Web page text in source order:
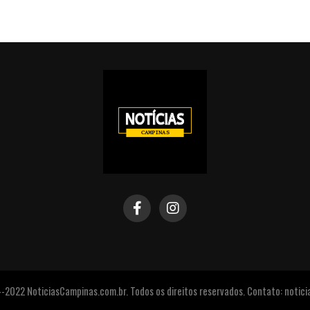
NoticiasCampinas.com.br. Todos os direitos reservados. Contato: